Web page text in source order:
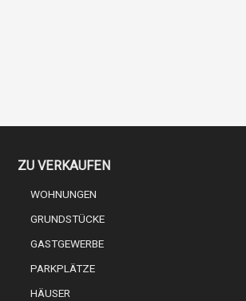
ZU VERKAUFEN
WOHNUNGEN
GRUNDSTÜCKE
GASTGEWERBE
PARKPLÄTZE
HÄUSER